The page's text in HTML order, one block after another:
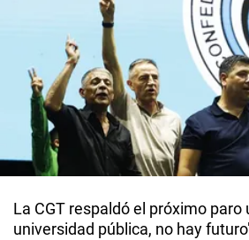
La CGT respaldó el próximo paro
universidad pública, no hay